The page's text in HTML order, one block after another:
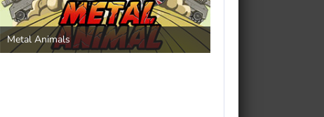
Metal Animals